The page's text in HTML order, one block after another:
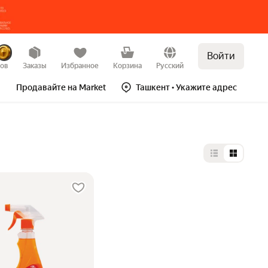
Заказы Избранное Корзина Русский
Войти
Продавайте на Market Ташкент• Укажите адрес
Выбор типа